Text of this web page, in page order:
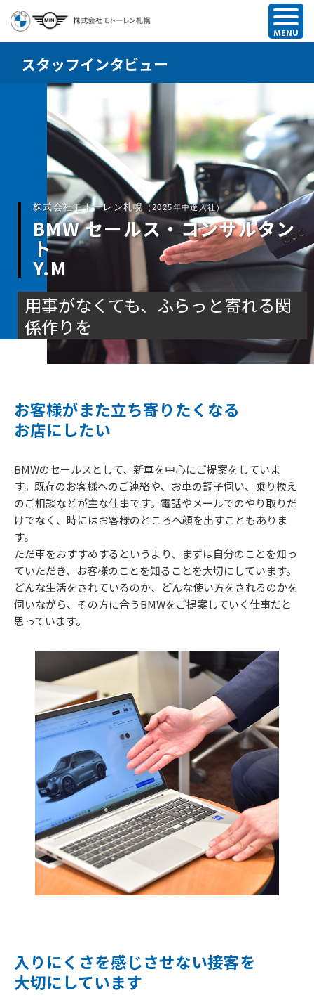
スタッフインタビュー
株式会社モトーレン札幌 （2025年中途入社）
BMW セールス・コンサルタン
ト
Y.M
用事がなくても、ふらっと寄れる関
係作りを
お客様がまた立ち寄りたくなる
お店にしたい
BMWのセールスとして、新車を中心にご提案をしていま
す。既存のお客様へのご連絡や、お車の調子伺い、乗り換え
のご相談などが主な仕事です。電話やメールでのやり取りだ
けでなく、時にはお客様のところへ顔を出すこともありま
す。
ただ車をおすすめするというより、まずは自分のことを知っ
ていただき、お客様のことを知ることを大切にしています。
どんな生活をされているのか、どんな使い方をされるのかを
伺いながら、その方に合うBMWをご提案していく仕事だと
思っています。
入りにくさを感じさせない接客を
大切にしています